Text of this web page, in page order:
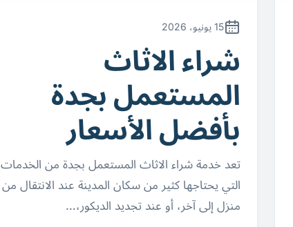
15 يونيو، 2026
شراء الاثاث
المستعمل بجدة
بأفضل الأسعار
تعد خدمة شراء الاثاث المستعمل بجدة من الخدمات
التي يحتاجها كثير من سكان المدينة عند الانتقال من
منزل إلى آخر، أو عند تجديد الديكور،…